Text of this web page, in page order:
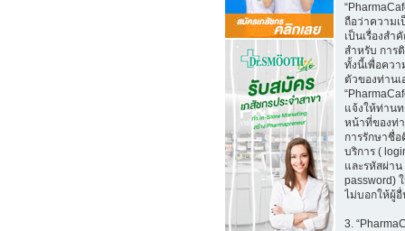
ถือว่าความ
เป็นเรื่องสำ
สำหรับ การ
ทั้งนี้เพื่อควา
ตัวของท่านเ
แจ้งให้ท่าน
หน้าที่ของท่า
การรักษาชื่
บริการ (
และรหัสผ่าน
password)
ไม่บอกให้ผู้
3.